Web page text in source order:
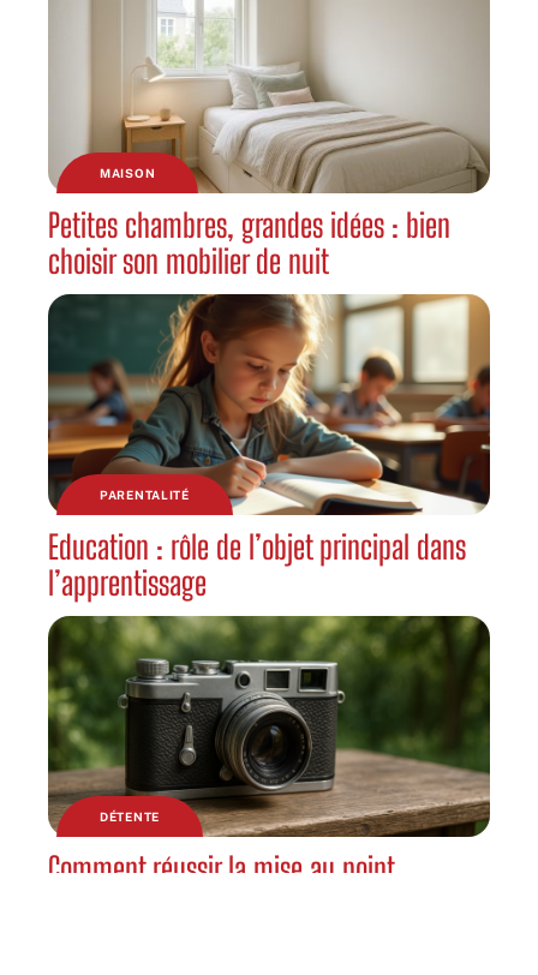
MAISON
Petites chambres, grandes idées : bien
choisir son mobilier de nuit
PARENTALITÉ
Education : rôle de l’objet principal dans
l’apprentissage
DÉTENTE
Comment réussir la mise au point